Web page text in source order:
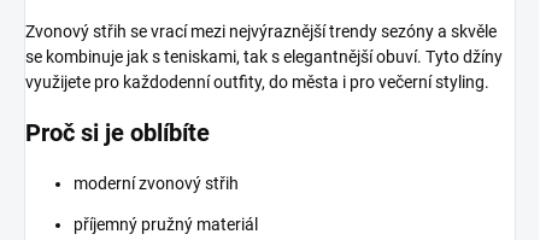
Zvonový střih se vrací mezi nejvýraznější trendy sezóny a skvěle
se kombinuje jak s teniskami, tak s elegantnější obuví. Tyto džíny
využijete pro každodenní outfity, do města i pro večerní styling.
Proč si je oblíbíte
moderní zvonový střih
příjemný pružný materiál